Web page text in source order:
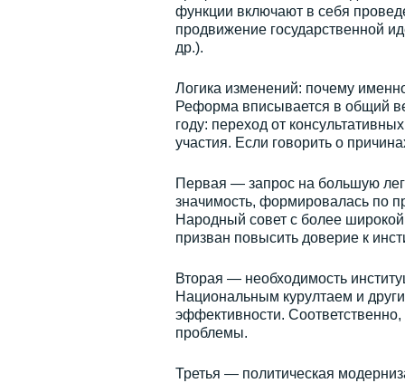
функции включают в себя
продвижение государственной
др.).
Логика изменений: почему
Реформа вписывается в общий
году: переход от
участия. Если говорить о
Первая — запрос на большую
значимость, формировалась по
Народный совет с более
призван повысить доверие к
Вторая — необходимость
Национальным курултаем и
эффективности.
проблемы.
Третья — политическая